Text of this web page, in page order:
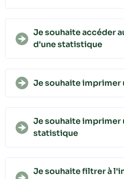
Je souhaite accéder
d'une statistique
Je souhaite imprimer
Je souhaite imprimer
statistique
Je souhaite filtrer à